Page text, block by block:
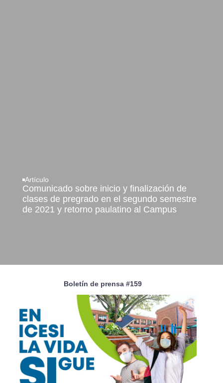
Artículo
Comunicado sobre inicio y finalización de
clases de pregrado en el segundo semestre
de 2021 y retorno paulatino al Campus
Boletín de prensa #159